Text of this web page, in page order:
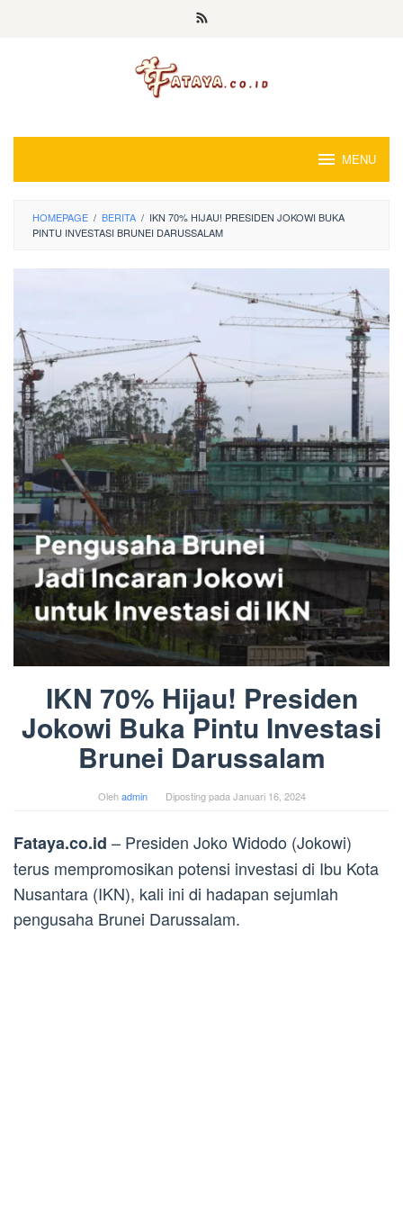
MENU
HOMEPAGE / BERITA / IKN 70% HIJAU! PRESIDEN JOKOWI BUKA
PINTU INVESTASI BRUNEI DARUSSALAM
IKN 70% Hijau! Presiden
Jokowi Buka Pintu Investasi
Brunei Darussalam
Olehadmin Diposting pada Januari 16, 2024
Fataya.co.id – Presiden Joko Widodo (Jokowi)
terus mempromosikan potensi investasi di Ibu Kota
Nusantara (IKN), kali ini di hadapan sejumlah
pengusaha Brunei Darussalam.